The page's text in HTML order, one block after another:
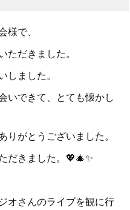
で、
だきました。
しました。
いできて、とても懐かし
がとうございました。
だきました。💖🎄✨
オさんのライブを観に行